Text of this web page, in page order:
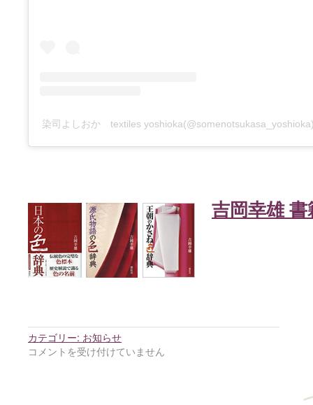
染司よしおか textiles
吉岡幸雄 書
カテゴリー: お知らせ
コメントを受け付けていません